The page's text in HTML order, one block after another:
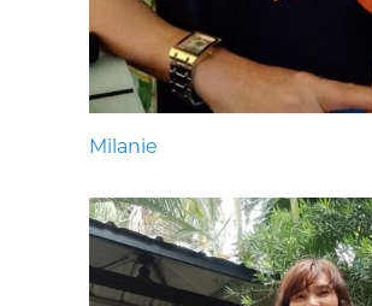
Milanie